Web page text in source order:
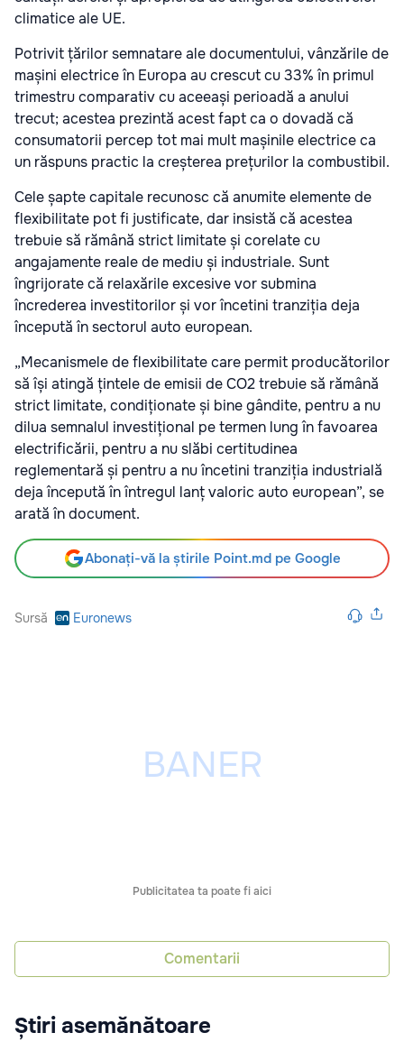
climatice ale UE.
Potrivit țărilor semnatare ale documentului, vânzările de
mașini electrice în Europa au crescut cu 33% în primul
trimestru comparativ cu aceeași perioadă a anului
trecut; acestea prezintă acest fapt ca o dovadă că
consumatorii percep tot mai mult mașinile electrice ca
un răspuns practic la creșterea prețurilor la combustibil.
Cele șapte capitale recunosc că anumite elemente de
flexibilitate pot fi justificate, dar insistă că acestea
trebuie să rămână strict limitate și corelate cu
angajamente reale de mediu și industriale. Sunt
îngrijorate că relaxările excesive vor submina
încrederea investitorilor și vor încetini tranziția deja
începută în sectorul auto european.
„Mecanismele de flexibilitate care permit producătorilor
să își atingă țintele de emisii de CO2 trebuie să rămână
strict limitate, condiționate și bine gândite, pentru a nu
dilua semnalul investițional pe termen lung în favoarea
electrificării, pentru a nu slăbi certitudinea
reglementară și pentru a nu încetini tranziția industrială
deja începută în întregul lanț valoric auto european”, se
arată în document.
Abonați-vă la știrile Point.md pe Google
Sursă Euronews
Publicitatea ta poate fi aici
Comentarii
Știri asemănătoare